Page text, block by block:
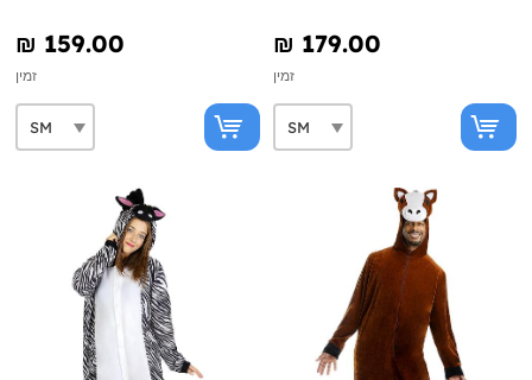
₪‎ 159.00
זמין
₪‎ 179.00
זמין